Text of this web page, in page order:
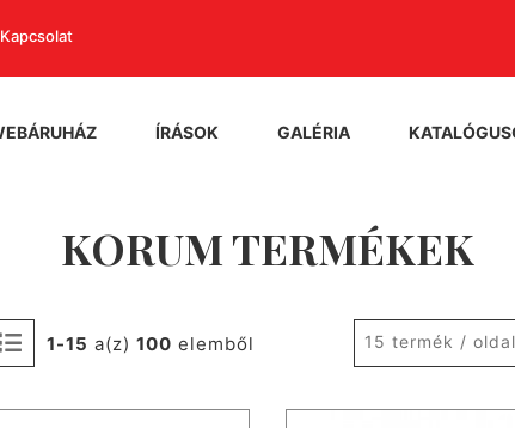
Kapcsolat
ÍRÁSOK GALÉRIA
KORUM TERMÉKEK
1-15 a(z) 100 elemből 15 termék / oldal